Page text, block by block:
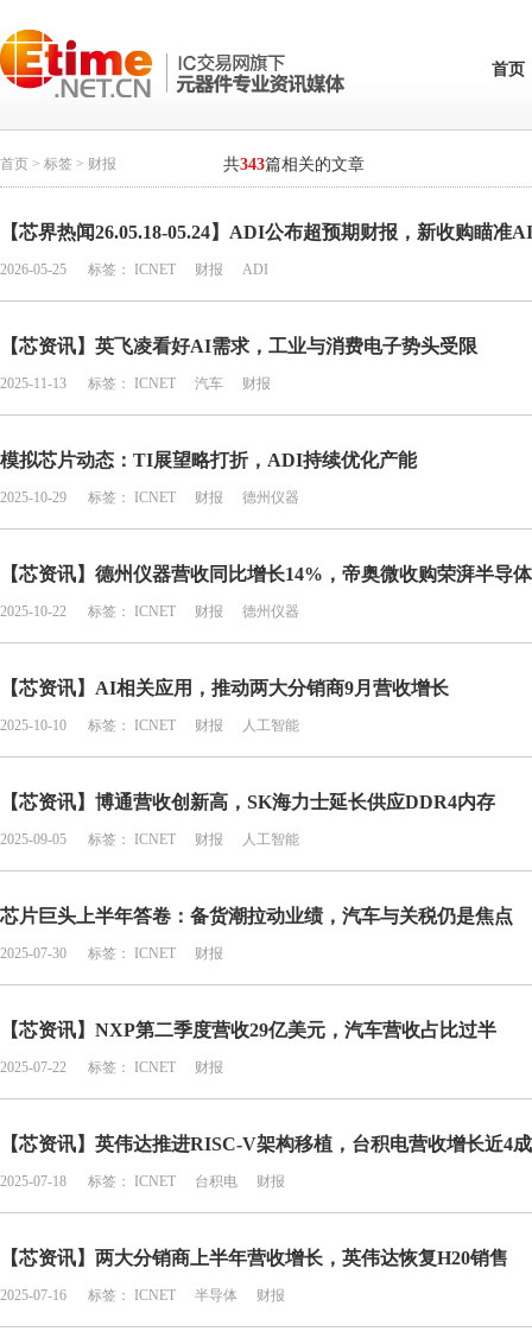
首页
首页 > 标签 > 财报 共343篇相关的文章
【芯界热闻26.05.18-05.24】ADI公布超预期财报，新收购瞄准
2026-05-25 标签： ICNET 财报 ADI
【芯资讯】英飞凌看好AI需求，工业与消费电子势头受限
2025-11-13 标签： ICNET 汽车 财报
模拟芯片动态：TI展望略打折，ADI持续优化产能
2025-10-29 标签： ICNET 财报 德州仪器
【芯资讯】德州仪器营收同比增长14%，帝奥微收购荣湃半导体
2025-10-22 标签： ICNET 财报 德州仪器
【芯资讯】AI相关应用，推动两大分销商9月营收增长
2025-10-10 标签： ICNET 财报 人工智能
【芯资讯】博通营收创新高，SK海力士延长供应DDR4内存
2025-09-05 标签： ICNET 财报 人工智能
芯片巨头上半年答卷：备货潮拉动业绩，汽车与关税仍是焦点
2025-07-30 标签： ICNET 财报
【芯资讯】NXP第二季度营收29亿美元，汽车营收占比过半
2025-07-22 标签： ICNET 财报
【芯资讯】英伟达推进RISC-V架构移植，台积电营收增长近4成
2025-07-18 标签： ICNET 台积电 财报
【芯资讯】两大分销商上半年营收增长，英伟达恢复H20销售
2025-07-16 标签： ICNET 半导体 财报